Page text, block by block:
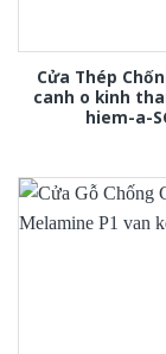
Cửa Thép
canh o kinh
hiem-a-